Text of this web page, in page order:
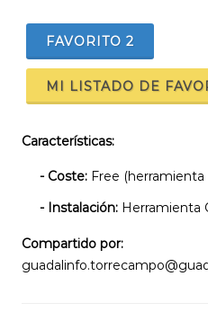
FAVORITO 2
MI LISTADO DE
Características:
- Coste: Free
- Instalación: Herramienta
Compartido por: